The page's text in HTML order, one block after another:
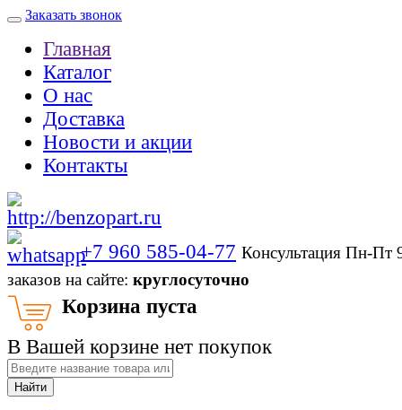
Заказать звонок
Главная
Каталог
О нас
Доставка
Новости и акции
Контакты
+7 960 585-04-77 Консультация Пн-
заказов на сайте: круглосуточно
Корзина пуста
В Вашей корзине нет покупок
Найти